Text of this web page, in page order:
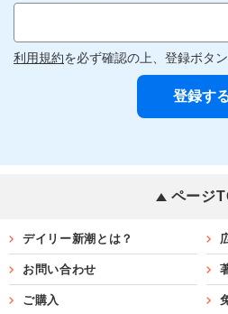
利用規約を必ず確認の上、登録ボタ
ページ
デイリー新潮とは？
お問い合わせ
ご購入